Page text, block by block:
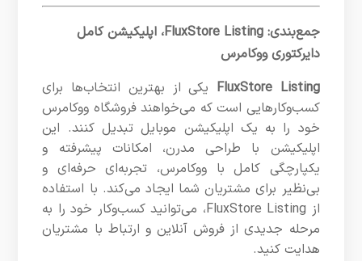
جمع‌بندی: FluxStore Listing، اپلیکیشن کامل
دایرکتوری ووکامرس
FluxStore Listing یکی از بهترین انتخاب‌ها برای
کسب‌وکارهایی است که می‌خواهند فروشگاه ووکامرس
خود را به یک اپلیکیشن موبایل تبدیل کنند. این
اپلیکیشن با طراحی مدرن، امکانات پیشرفته و
یکپارچگی کامل با ووکامرس، تجربه‌ای حرفه‌ای و
بی‌نظیر برای مشتریان شما ایجاد می‌کند. با استفاده
از FluxStore Listing، می‌توانید کسب‌وکار خود را به
مرحله جدیدی از فروش آنلاین و ارتباط با مشتریان
هدایت کنید.